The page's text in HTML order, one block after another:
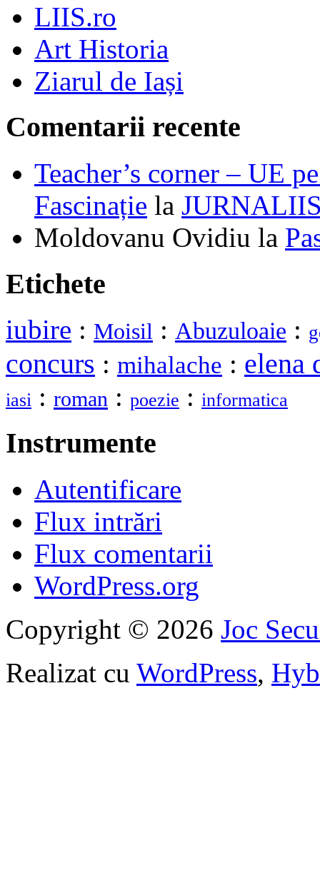
LIIS.ro
Art Historia
Ziarul de Iași
Comentarii recente
Teacher’s corner – UE
Fascinație la
Moldovanu Ovidiu la
Etichete
iubire : Moisil : Abuzuloaie :
concurs : mihalache : elena
iasi : roman : poezie : informatica
Instrumente
Autentificare
Flux intrări
Flux comentarii
WordPress.org
Copyright © 2026 Joc
Realizat cu WordPress,